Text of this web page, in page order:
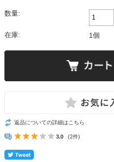
数量:
在庫: 1個
返品についての詳細はこちら
3.0 (2件)